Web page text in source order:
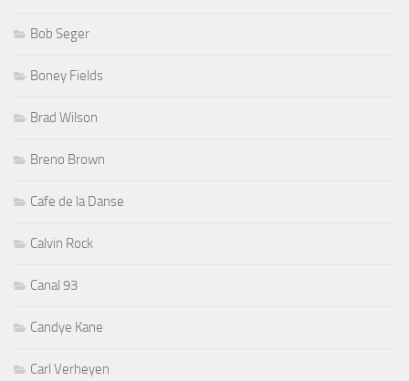
Bob Seger
Boney Fields
Brad Wilson
Breno Brown
Cafe de la Danse
Calvin Rock
Canal 93
Candye Kane
Carl Verheyen